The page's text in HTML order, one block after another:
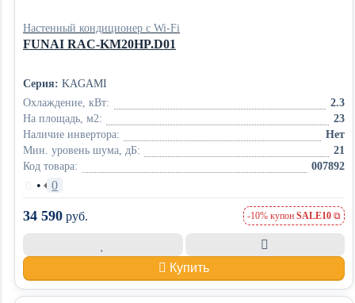
Настенный кондиционер с Wi-Fi
FUNAI RAC-KM20HP.D01
Серия: KAGAMI
Охлаждение, кВт:
2.3
На площадь, м2:
23
Наличие инвертора:
Нет
Мин. уровень шума, дБ:
21
Код товара:
007892
• 0
34 590 руб. -10% купон SALE10
Купить